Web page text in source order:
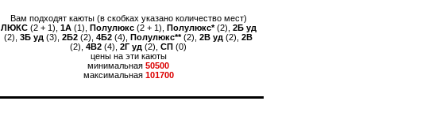
Вам подходят каюты (в скобках указано количество мест)
ЛЮКС(2 + 1), 1А(1), Полулюкс(2 + 1), Полулюкс*(2), 2Б уд
(2), 3Б уд (3), 2Б2 (2), 4Б2 (4), Полулюкс**(2), 2В уд (2), 2В
(2), 4В2 (4), 2Г уд (2), СП (0)
цены на эти каюты
минимальная 50500
максимальная 101700